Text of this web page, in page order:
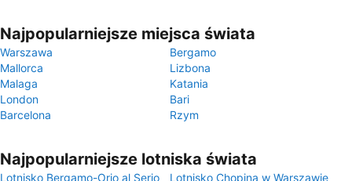
Najpopularniejsze miejsca świata
Warszawa
Bergamo
Mallorca
Lizbona
Malaga
Katania
London
Bari
Barcelona
Rzym
Najpopularniejsze lotniska świata
Lotnisko Bergamo-Orio al Serio Lotnisko Chopina w Warszawie